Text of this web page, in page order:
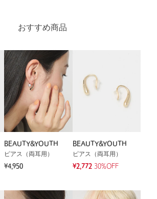
FREE
本体；・真鍮合金
-
-
1833-6-000141
おすすめ商品
BEAUTY&YOUTH
ピアス（両耳用）
¥4,950
BEAUTY&YOUTH
ピアス（両耳用）
¥2,772 30%OFF